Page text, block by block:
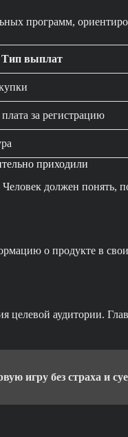
программ,
Тип выплат
за регистрацию
приходили
должен
о продукте в
аудитории.
игру без страха и